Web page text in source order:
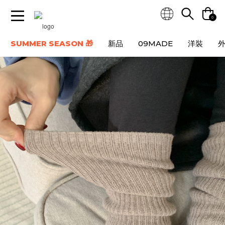
0
SUMMER SEASON 🎁 新品 09MADE 洋裝